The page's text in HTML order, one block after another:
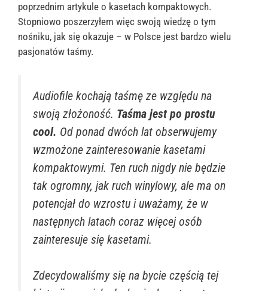
poprzednim artykule o kasetach kompaktowych.
Stopniowo poszerzyłem więc swoją wiedzę o tym
nośniku, jak się okazuje – w Polsce jest bardzo wielu
pasjonatów taśmy.
Audiofile kochają taśmę ze względu na
swoją złożoność. Taśma jest po prostu
cool. Od ponad dwóch lat obserwujemy
wzmożone zainteresowanie kasetami
kompaktowymi. Ten ruch nigdy nie będzie
tak ogromny, jak ruch winylowy, ale ma on
potencjał do wzrostu i uważamy, że w
następnych latach coraz więcej osób
zainteresuje się kasetami.
Zdecydowaliśmy się na bycie częścią tej